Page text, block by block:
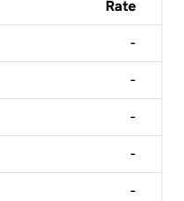
Rate
-
-
-
-
-